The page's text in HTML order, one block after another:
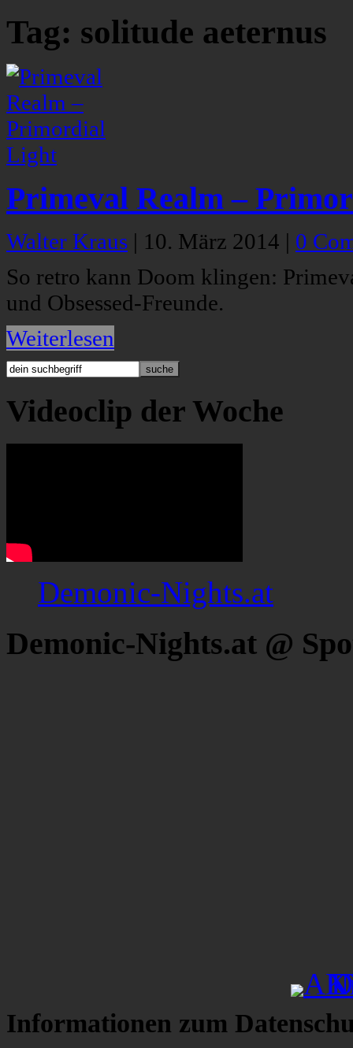
Tag: solitude aeternus
Primeval Realm –
Walter Kraus | 10. März 2014 | 0
So retro kann Doom klingen:
und Obsessed-Freunde.
Weiterlesen
Videoclip der Woche
Demonic-Nights.at
Demonic-Nights.at @
Informationen zum